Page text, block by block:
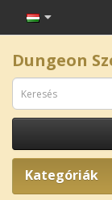
Dungeon
Kategóriák